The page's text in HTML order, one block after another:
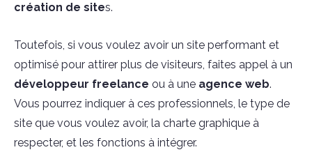
création de sites.
Toutefois, si vous voulez avoir un site performant et
optimisé pour attirer plus de visiteurs, faites appel à un
développeur freelance ou à une agence web.
Vous pourrez indiquer à ces professionnels, le type de
site que vous voulez avoir, la charte graphique à
respecter, et les fonctions à intégrer.